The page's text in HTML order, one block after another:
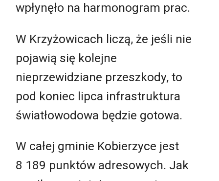
wpłynęło na harmonogram prac.
W Krzyżowicach liczą, że jeśli nie
pojawią się kolejne
nieprzewidziane przeszkody, to
pod koniec lipca infrastruktura
światłowodowa będzie gotowa.
W całej gminie Kobierzyce jest
8 189 punktów adresowych. Jak